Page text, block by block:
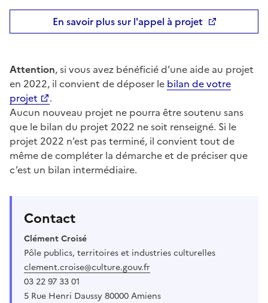
En savoir plus sur l'appel à projet
Attention, si vous avez bénéficié d’une aide au projet
en 2022, il convient de déposer le bilan de votre
projet
.
Aucun nouveau projet ne pourra être soutenu sans
que le bilan du projet 2022 ne soit renseigné. Si le
projet 2022 n’est pas terminé, il convient tout de
même de compléter la démarche et de préciser que
c’est un bilan intermédiaire.
Contact
Clément Croisé
Pôle publics, territoires et industries culturelles
clement.croise@culture.gouv.fr
03 22 97 33 01
5 Rue Henri Daussy 80000 Amiens